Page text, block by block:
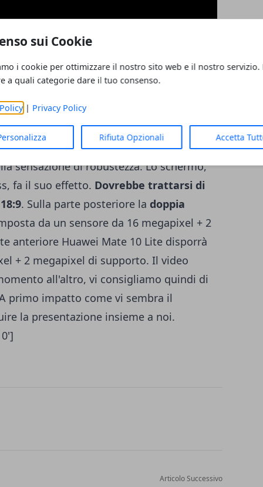
sui Cookie
i cookie per ottimizzare il nostro sito web e il nostro servizio.
a quali categorie dare il tuo consenso.
| Privacy Policy
Rifiuta Opzionali Accetta
notare come la casa non abbia lasciato
è interamente in alluminio
sensazione di robustezza. Lo schermo,
fa il suo effetto. Dovrebbe trattarsi di
. Sulla parte posteriore la doppia
da un sensore da 16 megapixel + 2
anteriore Huawei Mate 10 Lite disporrà
+ 2 megapixel di supporto. Il video
all'altro, vi consigliamo quindi di
primo impatto come vi sembra il
la presentazione insieme a noi.
Articolo Successivo